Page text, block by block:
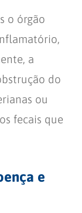
o órgão
a
do
ou
fecais que
e